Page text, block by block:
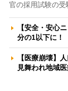
官の採用試験の
【安全・安心
分の1以下に
【医療崩壊】
見舞われ地域